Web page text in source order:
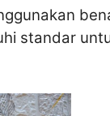
standar